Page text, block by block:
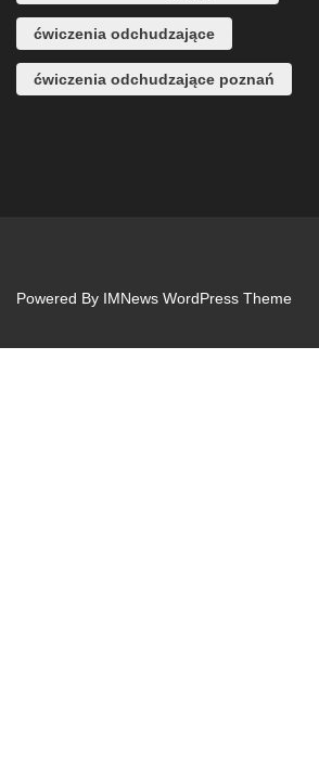
ćwiczenia odchudzające
ćwiczenia odchudzające poznań
Powered By IMNews WordPress Theme